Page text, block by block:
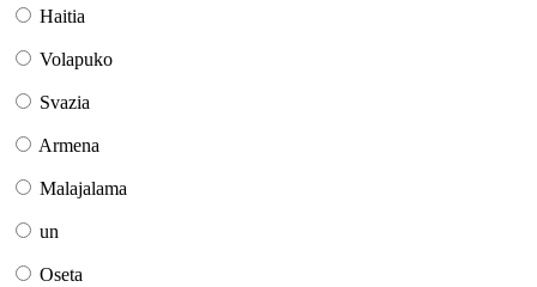
Haitia
Volapuko
Svazia
Armena
Malajalama
un
Oseta